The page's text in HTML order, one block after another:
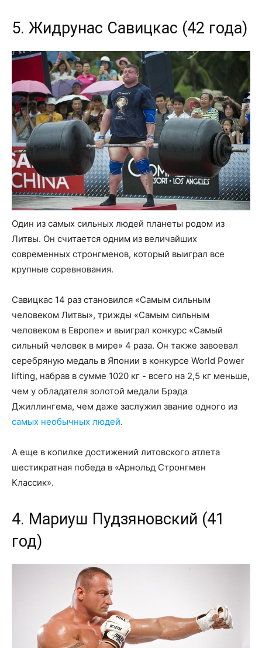
5. Жидрунас Савицкас (42 года)
Один из самых сильных людей планеты родом из
Литвы. Он считается одним из величайших
современных стронгменов, который выиграл все
крупные соревнования.
Савицкас 14 раз становился «Самым сильным
человеком Литвы», трижды «Самым сильным
человеком в Европе» и выиграл конкурс «Самый
сильный человек в мире» 4 раза. Он также завоевал
серебряную медаль в Японии в конкурсе World Power
lifting, набрав в сумме 1020 кг - всего на 2,5 кг меньше,
чем у обладателя золотой медали Брэда
Джиллингема, чем даже заслужил звание одного из
самых необычных людей.
А еще в копилке достижений литовского атлета
шестикратная победа в «Арнольд Стронгмен
Классик».
4. Мариуш Пудзяновский (41
год)